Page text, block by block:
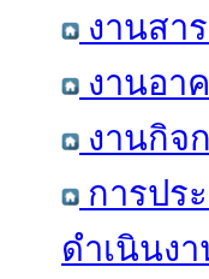
งานสา
งานอา
งานกิจ
การปร
ดำเนินง